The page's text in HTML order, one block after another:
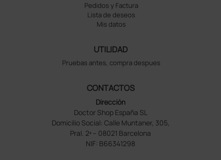
Pedidos y Factura
Lista de deseos
Mis datos
UTILIDAD
Pruebas antes, compra despues
CONTACTOS
Dirección
Doctor Shop España SL
Domicilio Social: Calle Muntaner, 305,
Pral. 2ª – 08021 Barcelona
NIF: B66341298